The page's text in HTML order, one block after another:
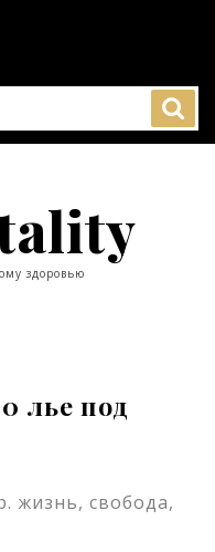
здоровью
лье под
жизнь, свобода,